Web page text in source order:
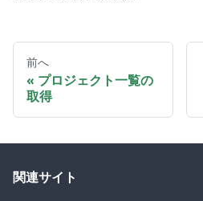
前へ
プロジェクト一覧の
取得
関連サイト